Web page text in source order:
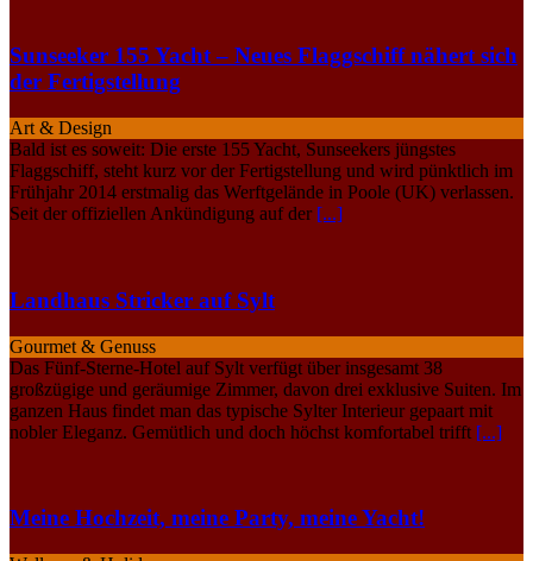
Sunseeker 155 Yacht – Neues Flaggschiff nähert sich
der Fertigstellung
Art & Design
Bald ist es soweit: Die erste 155 Yacht, Sunseekers jüngstes
Flaggschiff, steht kurz vor der Fertigstellung und wird pünktlich im
Frühjahr 2014 erstmalig das Werftgelände in Poole (UK) verlassen.
Seit der offiziellen Ankündigung auf der [...]
Landhaus Stricker auf Sylt
Gourmet & Genuss
Das Fünf-Sterne-Hotel auf Sylt verfügt über insgesamt 38
großzügige und geräumige Zimmer, davon drei exklusive Suiten. Im
ganzen Haus findet man das typische Sylter Interieur gepaart mit
nobler Eleganz. Gemütlich und doch höchst komfortabel trifft [...]
Meine Hochzeit, meine Party, meine Yacht!